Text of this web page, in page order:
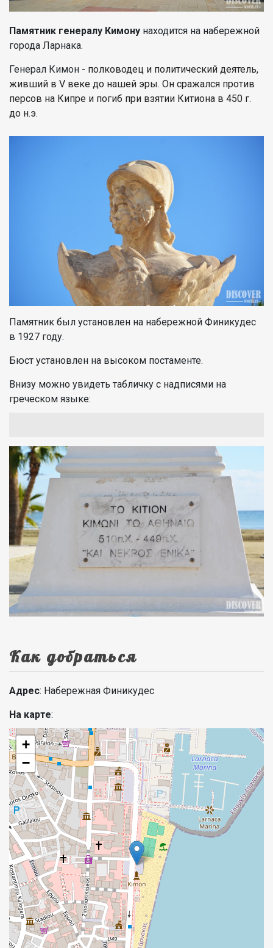
Памятник генералу Кимону находится на набережной
города Ларнака.
Генерал Кимон - полководец и политический деятель,
живший в V веке до нашей эры. Он сражался против
персов на Кипре и погиб при взятии Китиона в 450 г.
до н.э.
Памятник был установлен на набережной Финикудес
в 1927 году.
Бюст установлен на высоком постаменте.
Внизу можно увидеть табличку с надписями на
греческом языке:
Как добраться
Адрес: Набережная Финикудес
На карте:
+
−